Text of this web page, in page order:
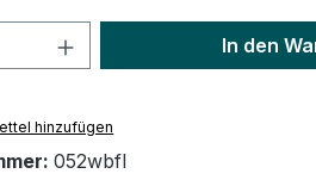
Anzahl: Gib denIn den
hinzufügen
052wbfl